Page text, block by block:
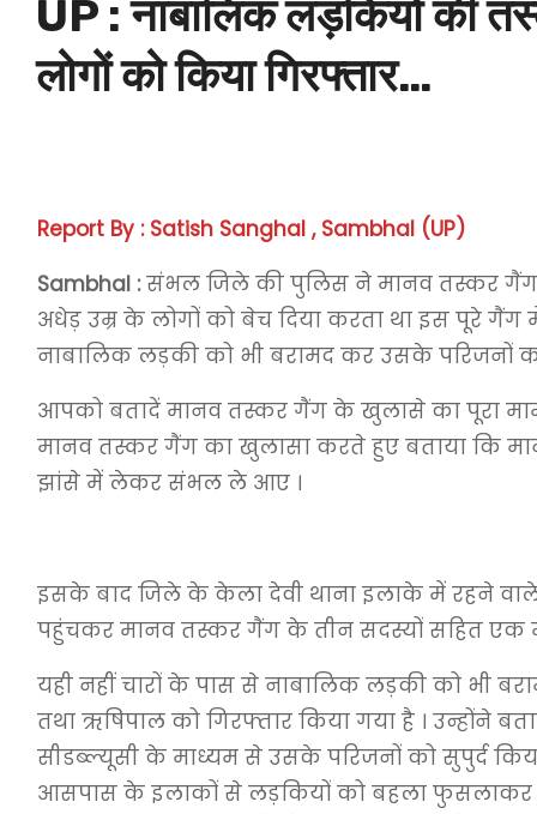
UP : नाबालिक लड़कियों की
लोगों को किया गिरफ्तार…
Report By : Satish Sanghal , Sambhal (UP)
Sambhal :संभल जिले की पुलिस ने मानव तस्कर गैंग
अधेड़ उम्र के लोगों को बेच दिया करता था इस पूरे
नाबालिक लड़की को भी बरामद कर उसके परिजनों
आपको बतादें मानव तस्कर गैंग के खुलासे का पूरा
मानव तस्कर गैंग का खुलासा करते हुए बताया कि
झांसे में लेकर संभल ले आए ।
इसके बाद जिले के केला देवी थाना इलाके में रहने
पहुंचकर मानव तस्कर गैंग के तीन सदस्यों सहित एक
यही नहीं चारों के पास से नाबालिक लड़की को भी
तथा ऋषिपाल को गिरफ्तार किया गया है । उन्होंने
सीडब्ल्यूसी के माध्यम से उसके परिजनों को सुपुर्द
आसपास के इलाकों से लड़कियों को बहला फुसलाकर